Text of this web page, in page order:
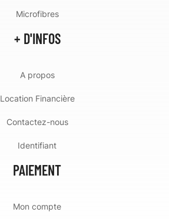
Microfibres
+ D'INFOS
A propos
Location Financière
Contactez-nous
Identifiant
PAIEMENT
Mon compte